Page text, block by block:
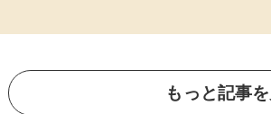
もっと記事